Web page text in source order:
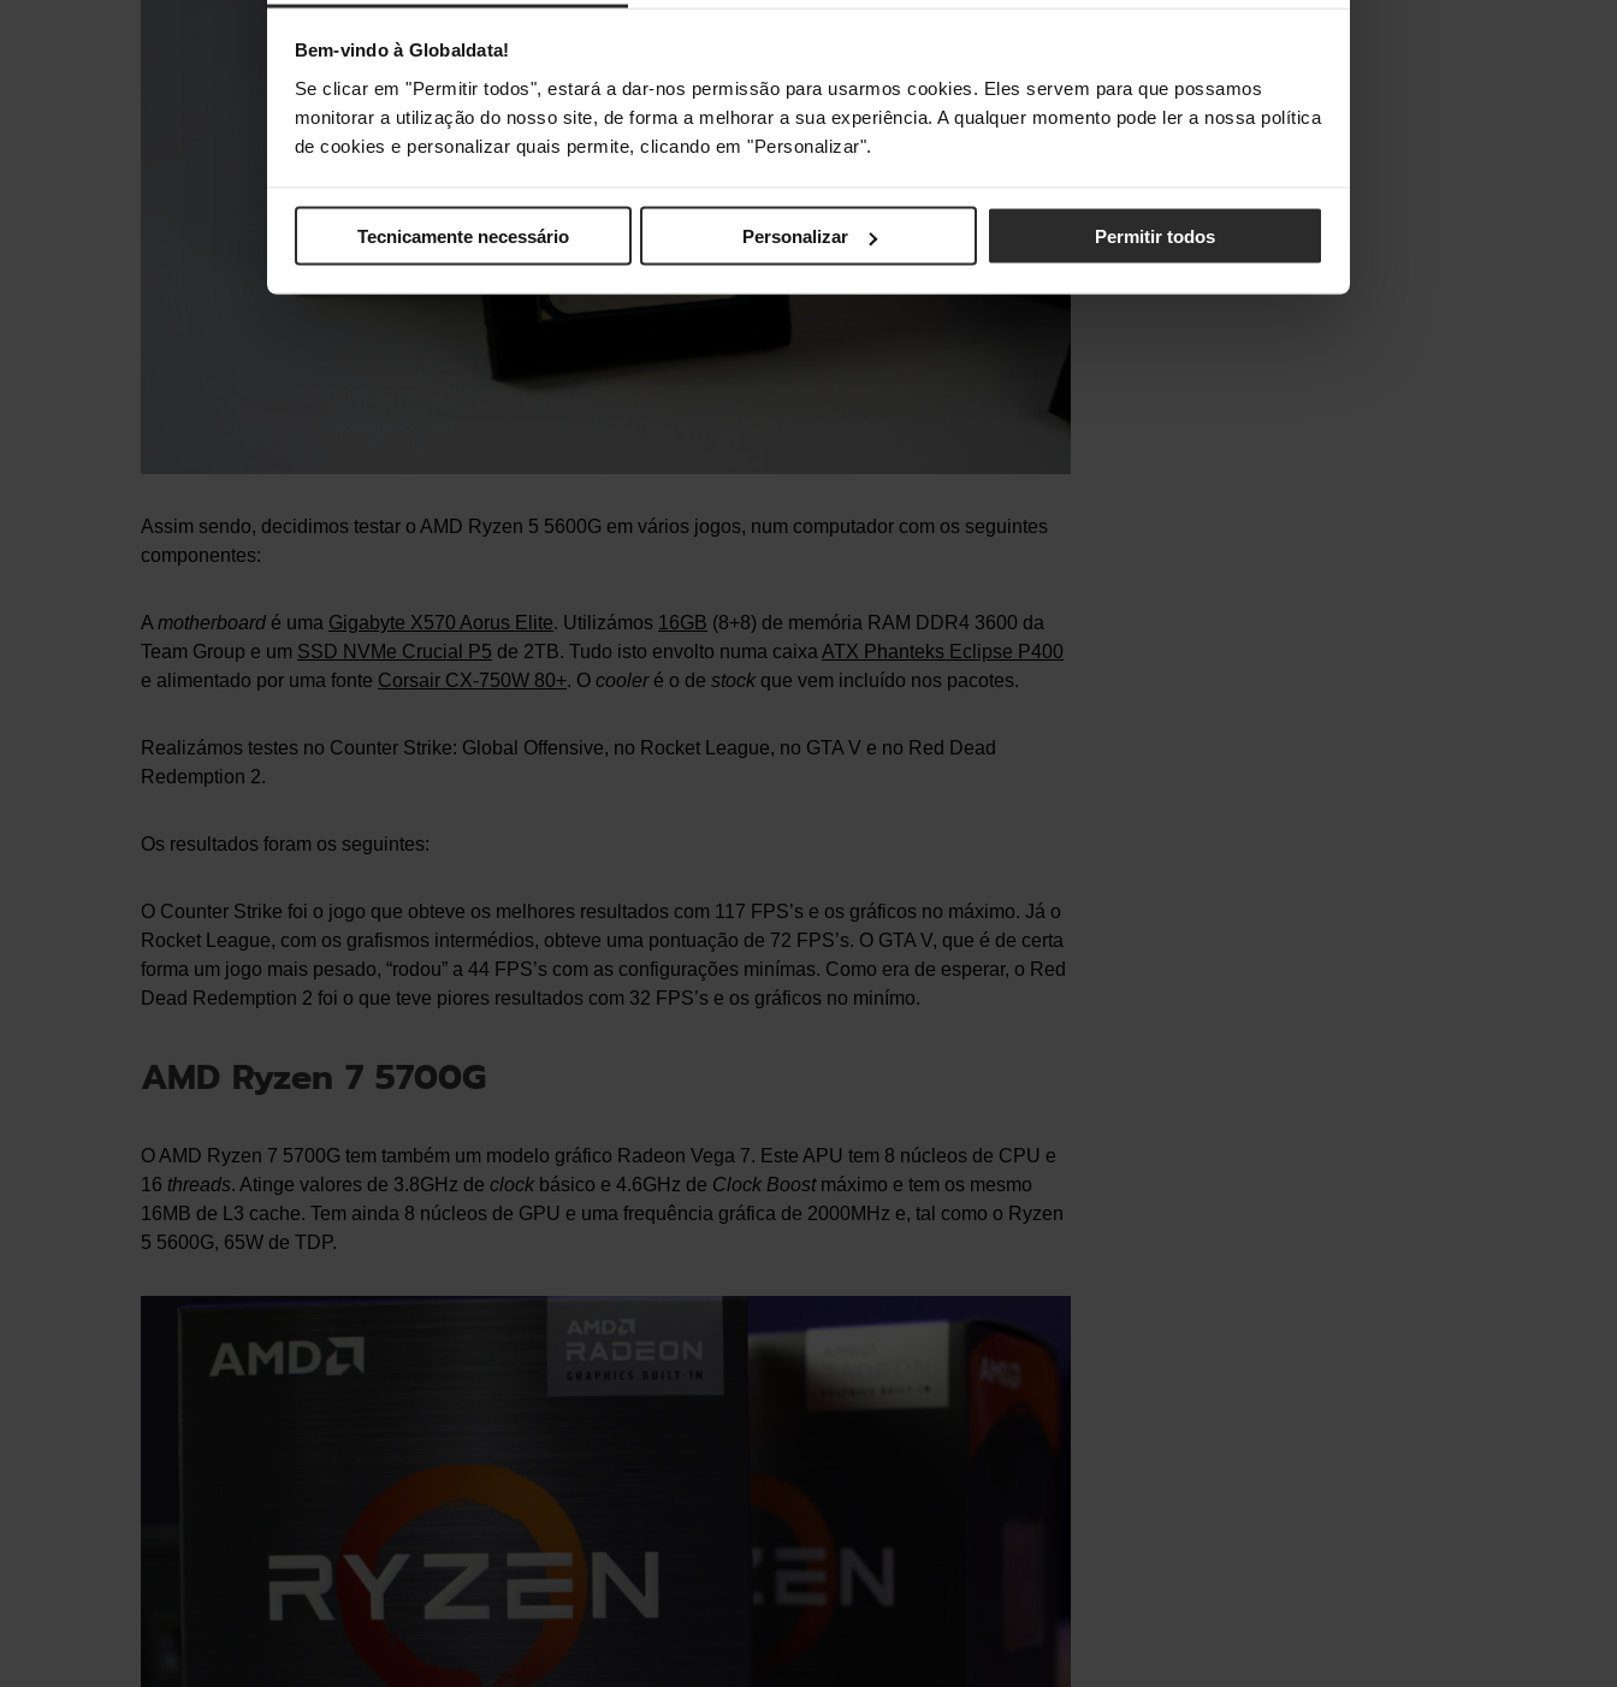
Bem-vindo à Globaldata!
Se clicar em "Permitir todos", estará a dar-nos permissão para usarmos cookies. Eles servem para que possamos
monitorar a utilização do nosso site, de forma a melhorar a sua experiência. A qualquer momento pode ler a nossa política
de cookies e personalizar quais permite, clicando em "Personalizar".
Tecnicamente necessário Personalizar Permitir todos
Assim sendo, decidimos testar o AMD Ryzen 5 5600G em vários jogos, num computador com os seguintes
componentes:
Amotherboard é uma Gigabyte X570 Aorus Elite. Utilizámos 16GB (8+8) de memória RAM DDR4 3600 da
Team Group e um SSD NVMe Crucial P5 de 2TB. Tudo isto envolto numa caixaATX Phanteks Eclipse P400
e alimentado por uma fonte Corsair CX-750W 80+. O cooleré o de stock que vem incluído nos pacotes.
Realizámos testes no Counter Strike: Global Offensive, no Rocket League, no GTA V e no Red Dead
Redemption 2.
Os resultados foram os seguintes:
O Counter Strike foi o jogo que obteve os melhores resultados com 117 FPS’s e os gráficos no máximo. Já o
Rocket League, com os grafismos intermédios, obteve uma pontuação de 72 FPS’s. O GTA V, que é de certa
forma um jogo mais pesado, “rodou” a 44 FPS’s com as configurações minímas. Como era de esperar, o Red
Dead Redemption 2 foi o que teve piores resultados com 32 FPS’s e os gráficos no minímo.
AMD Ryzen 7 5700G
O AMD Ryzen 7 5700G tem também um modelo gráfico Radeon Vega 7. Este APU tem 8 núcleos de CPU e
16 threads. Atinge valores de 3.8GHz de clock básico e 4.6GHz de Clock Boostmáximo e tem os mesmo
16MB de L3 cache. Tem ainda 8 núcleos de GPU e uma frequência gráfica de 2000MHz e, tal como o Ryzen
5 5600G, 65W de TDP.